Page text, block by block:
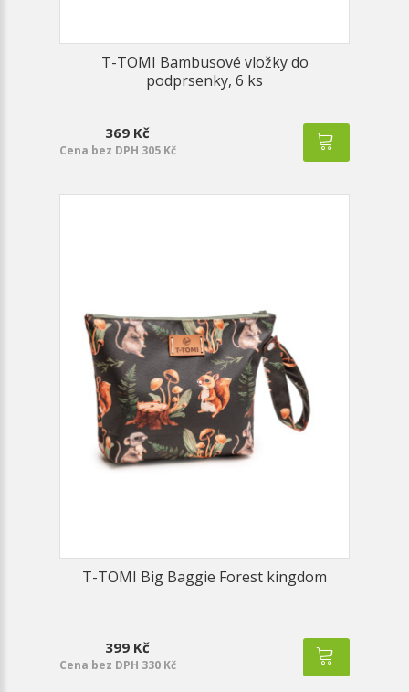
T-TOMI Bambusové vložky do
podprsenky, 6 ks
369 Kč
Cena bez DPH 305 Kč
T-TOMI Big Baggie Forest kingdom
399 Kč
Cena bez DPH 330 Kč